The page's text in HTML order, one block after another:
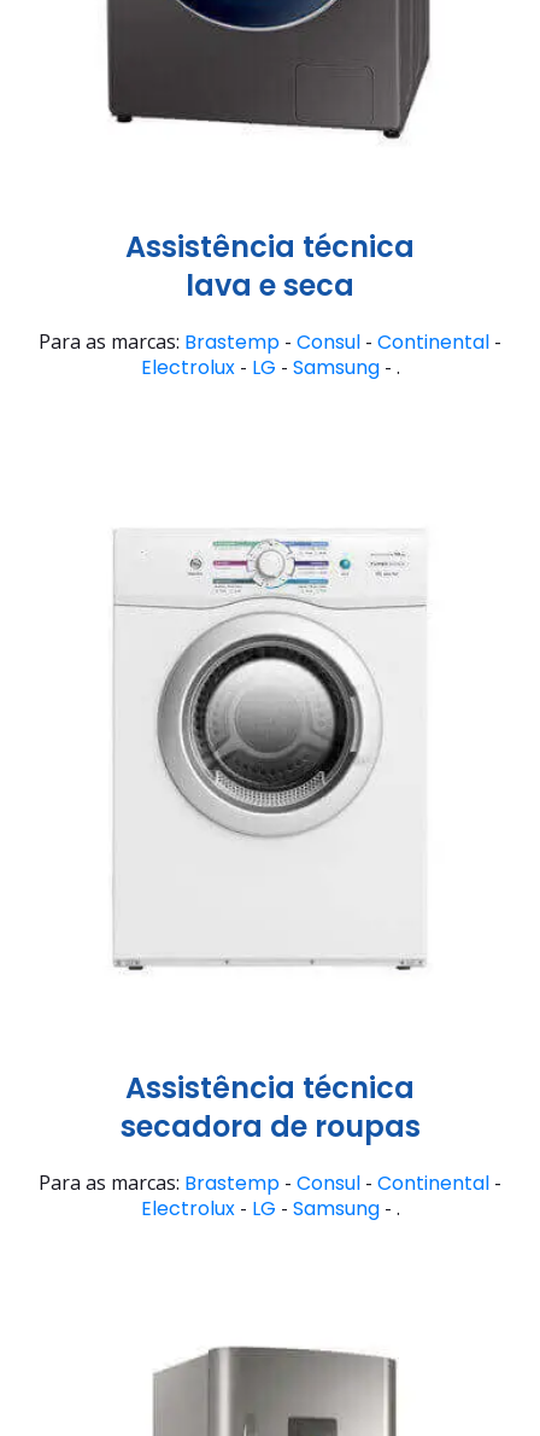
Assistência técnica
lava e seca
Para as marcas: Brastemp - Consul - Continental -
Electrolux- LG - Samsung- .
Assistência técnica
secadora de roupas
Para as marcas: Brastemp - Consul - Continental -
Electrolux- LG - Samsung- .